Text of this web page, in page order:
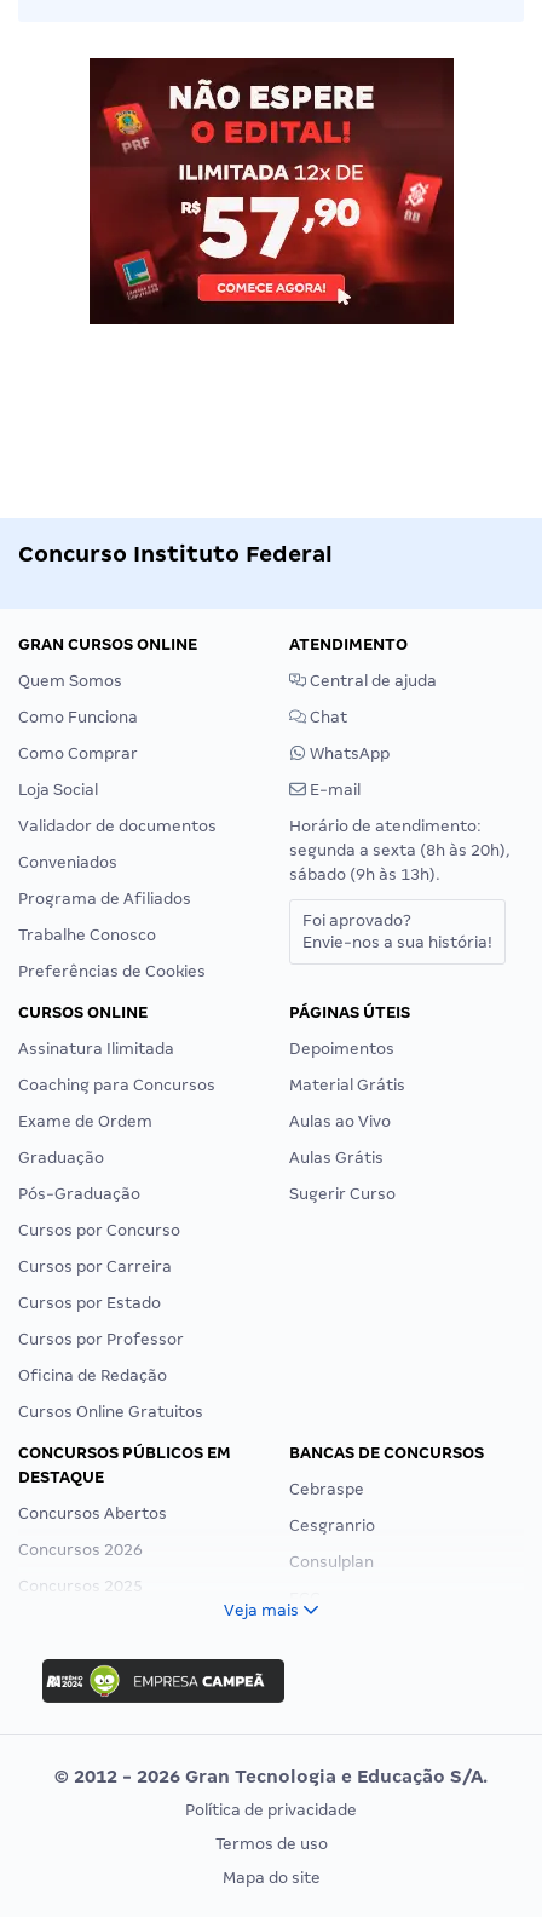
Concurso Instituto Federal
GRAN CURSOS ONLINE
Quem Somos
Como Funciona
Como Comprar
Loja Social
Validador de documentos
Conveniados
Programa de Afiliados
Trabalhe Conosco
Preferências de Cookies
ATENDIMENTO
Central de ajuda
Chat
WhatsApp
E-mail
Horário de atendimento:
segunda a sexta (8h às 20h),
sábado (9h às 13h).
Foi aprovado?
Envie-nos a sua história!
CURSOS ONLINE
Assinatura Ilimitada
Coaching para Concursos
Exame de Ordem
Graduação
Pós-Graduação
Cursos por Concurso
Cursos por Carreira
Cursos por Estado
Cursos por Professor
Oficina de Redação
Cursos Online Gratuitos
PÁGINAS ÚTEIS
Depoimentos
Material Grátis
Aulas ao Vivo
Aulas Grátis
Sugerir Curso
CONCURSOS PÚBLICOS EM
DESTAQUE
Concursos Abertos
Concursos 2026
Concursos 2025
Concurso Ibama
Concurso MPU
Editais publicados
BANCAS DE CONCURSOS
Cebraspe
Cesgranrio
Consulplan
Vunesp
CONCURSOS POR PROFISSÃO
EXAME DE ORDEM
Veja mais
© 2012 - 2026 Gran Tecnologia e Educação S/A.
Política de privacidade
Termos de uso
Mapa do site